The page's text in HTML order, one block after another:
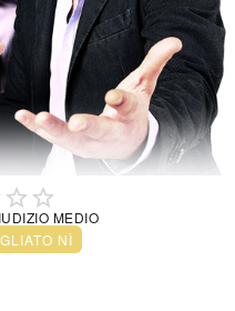
 
MEDIO
NÌ